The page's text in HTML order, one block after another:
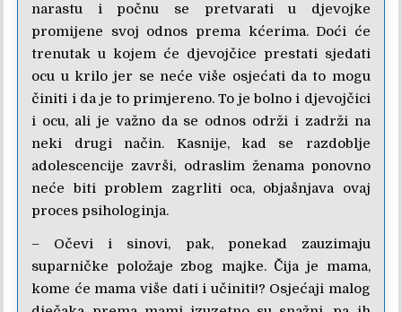
narastu i počnu se pretvarati u djevojke
promijene svoj odnos prema kćerima. Doći će
trenutak u kojem će djevojčice prestati sjedati
ocu u krilo jer se neće više osjećati da to mogu
činiti i da je to primjereno. To je bolno i djevojčici
i ocu, ali je važno da se odnos održi i zadrži na
neki drugi način. Kasnije, kad se razdoblje
adolescencije završi, odraslim ženama ponovno
neće biti problem zagrliti oca, objašnjava ovaj
proces psihologinja.
– Očevi i sinovi, pak, ponekad zauzimaju
suparničke položaje zbog majke. Čija je mama,
kome će mama više dati i učiniti!? Osjećaji malog